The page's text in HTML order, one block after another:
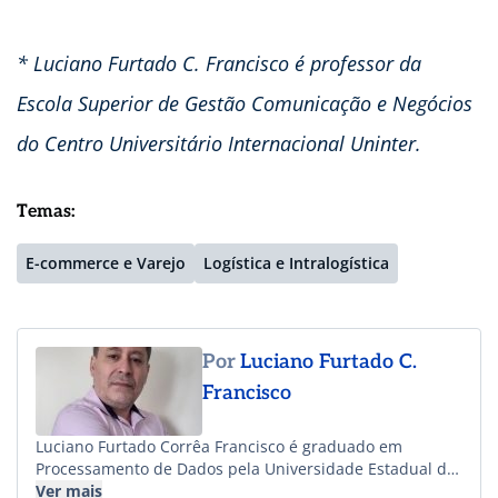
* Luciano Furtado C. Francisco é professor da
Escola Superior de Gestão Comunicação e Negócios
do Centro Universitário Internacional Uninter.
Temas:
E-commerce e Varejo Logística e Intralogística
PorLuciano Furtado C.
Francisco
Luciano Furtado Corrêa Francisco é graduado em
Processamento de Dados pela Universidade Estadual de
Ponta Grossa (UEPG), graduado em Administração pela
Ver mais